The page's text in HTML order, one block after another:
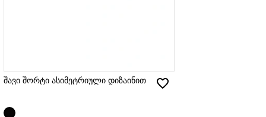
შავი შორტი ასიმეტრიული დიზაინით